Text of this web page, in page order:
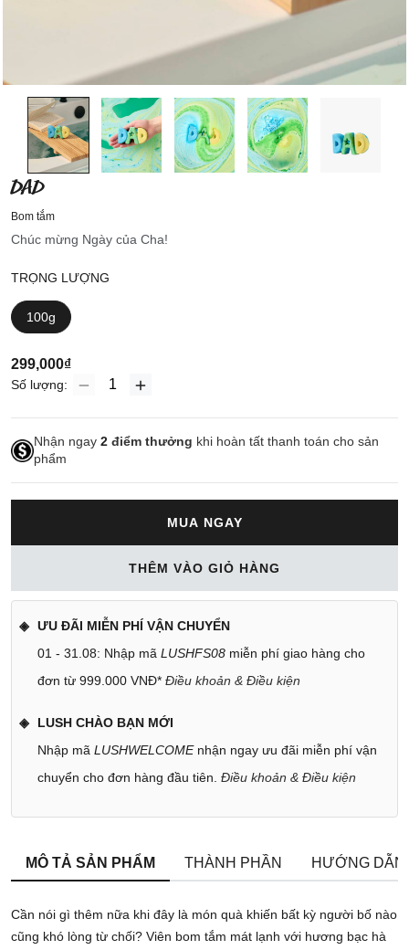
DAD
Bom tắm
Chúc mừng Ngày của Cha!
TRỌNG LƯỢNG
100g
299,000₫
Số lượng:
Nhận ngay 2 điểm thưởng khi hoàn tất thanh toán cho sản
phẩm
MUA NGAY
THÊM VÀO GIỎ HÀNG
ƯU ĐÃI MIỄN PHÍ VẬN CHUYỂN
01 - 31.08: Nhập mã LUSHFS08 miễn phí giao hàng cho
đơn từ 999.000 VNĐ* Điều khoản & Điều kiện
LUSH CHÀO BẠN MỚI
Nhập mã LUSHWELCOMEnhận ngay ưu đãi miễn phí vận
chuyển cho đơn hàng đầu tiên. Điều khoản & Điều kiện
MÔ TẢ SẢN PHẨM THÀNH PHẦN HƯỚNG
Cần nói gì thêm nữa khi đây là món quà khiến bất kỳ người bố nào
cũng khó lòng từ chối? Viên bom tắm mát lạnh với hương bạc hà